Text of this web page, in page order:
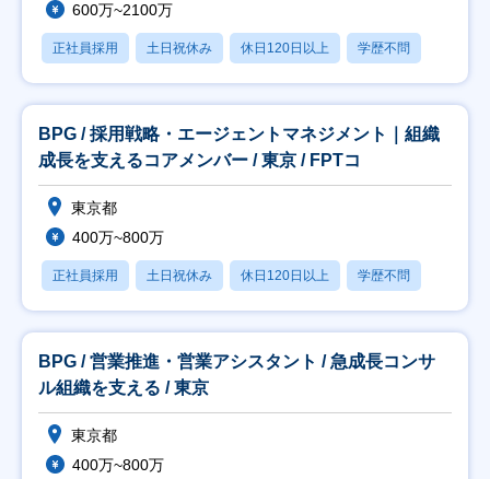
600万~2100万
正社員採用 土日祝休み 休日120日以上 学歴不問
BPG / 採用戦略・エージェントマネジメント｜組織
成長を支えるコアメンバー / 東京 / FPTコ
東京都
400万~800万
正社員採用 土日祝休み 休日120日以上 学歴不問
BPG / 営業推進・営業アシスタント / 急成長コンサ
ル組織を支える / 東京
東京都
400万~800万